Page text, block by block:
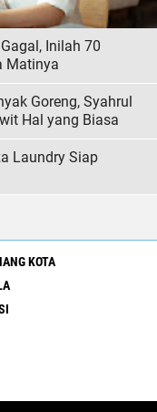
Inilah 70
Matinya
Goreng, Syahrul
Hal yang Biasa
Laundry Siap
KOTA